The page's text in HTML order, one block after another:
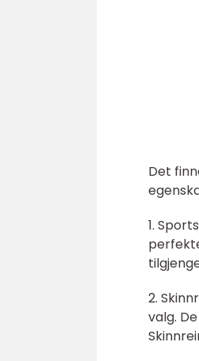
Det
1.
2.
valg.